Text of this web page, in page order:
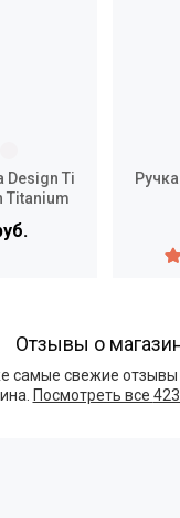
Design Ti
Titanium
Отзывы о
самые свежие отзывы
Посмотреть все